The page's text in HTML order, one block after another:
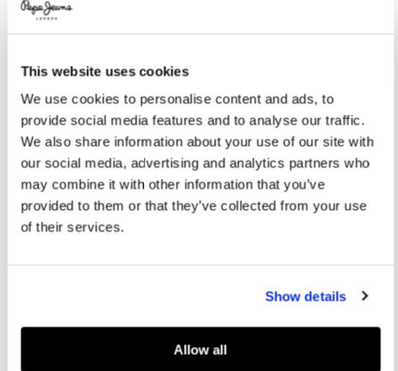
This website uses cookies
We use cookies to personalise content and ads, to
provide social media features and to analyse our traffic.
We also share information about your use of our site with
our social media, advertising and analytics partners who
may combine it with other information that you’ve
provided to them or that they’ve collected from your use
of their services.
Show details
Allow all
GRÖßE AUSWÄHLEN:
36 37 38 39 40
41
Größentabelle
Lieferung in 3-5
Kostenlose Abholung
Kostenlose lieferung ab 80€.